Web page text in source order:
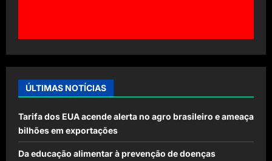
ÚLTIMAS NOTÍCIAS
Tarifa dos EUA acende alerta no agro brasileiro e ameaça
bilhões em exportações
Da educação alimentar à prevenção de doenças